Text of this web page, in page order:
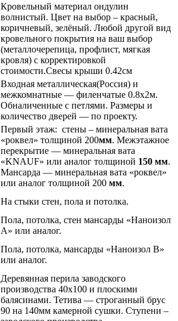
Кровельный материал ондулин
волнистый. Цвет на выбор – красный,
коричневый, зелёный. Любой другой вид
кровельного покрытия на ваш выбор
(металлочерепица, профлист, мягкая
кровля) с корректировкой
стоимости.Свесы крыши 0.42см
Входная металлическая(Россия) и
межкомнатные — филенчатые 0.8х2м.
Обналиченные с петлями. Размеры и
количество дверей — по проекту.
Первый этаж: стены – минеральная вата
«роквел» толщиной 200мм. Межэтажное
перекрытие — минеральная вата
«KNAUF» или аналог толщиной 150 мм.
Мансарда — минеральная вата «роквел»
или аналог толщиной 200 мм.
На стыки стен, пола и потолка.
Пола, потолка, стен мансарды «Наноизол
А» или аналог.
Пола, потолка, мансарды «Наноизол В»
или аналог.
Деревянная перила заводского
производства 40х100 и плоскими
балясинами. Тетива — строганный брус
90 на 140мм камерной сушки. Ступени –